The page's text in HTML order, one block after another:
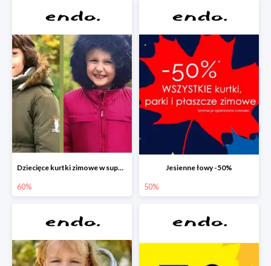
Dziecięce kurtki zimowe w super cenach!
60%
Jesienne łowy -50%
50%